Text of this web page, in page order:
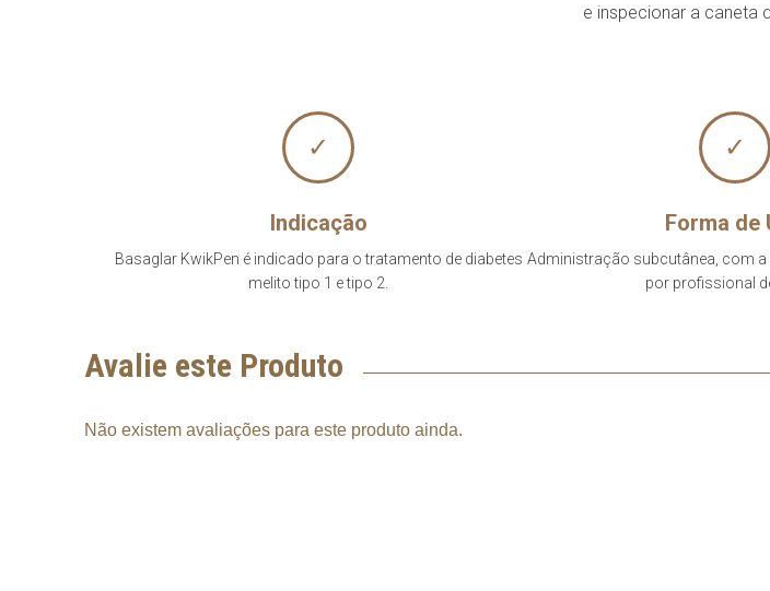
e inspecionar a caneta
✓
Indicação
Basaglar KwikPen é indicado para o tratamento de diabetes
melito tipo 1 e tipo 2.
✓
Forma de
Administração subcutânea, com
por profissional
Avalie este Produto
Não existem avaliações para este produto ainda.